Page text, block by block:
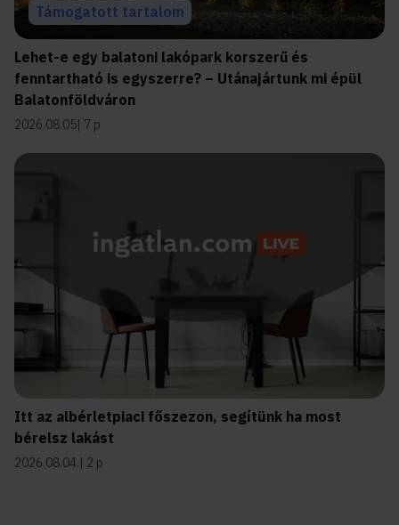
Támogatott tartalom
Lehet-e egy balatoni lakópark korszerű és
fenntartható is egyszerre? – Utánajártunk mi épül
Balatonföldváron
2026.08.05 7 p
Itt az albérletpiaci főszezon, segítünk ha most
bérelsz lakást
2026.08.04. 2 p